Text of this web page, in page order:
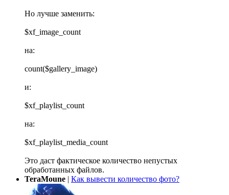
Но лучше заменить:
$xf_image_count
на:
count($gallery_image)
и:
$xf_playlist_count
на:
$xf_playlist_media_count
Это даст фактическое количество непустых
обработанных файлов.
TeraMoune | Как вывести количество фото?